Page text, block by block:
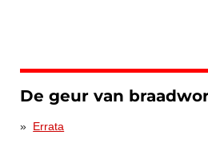
De geur van
Errata